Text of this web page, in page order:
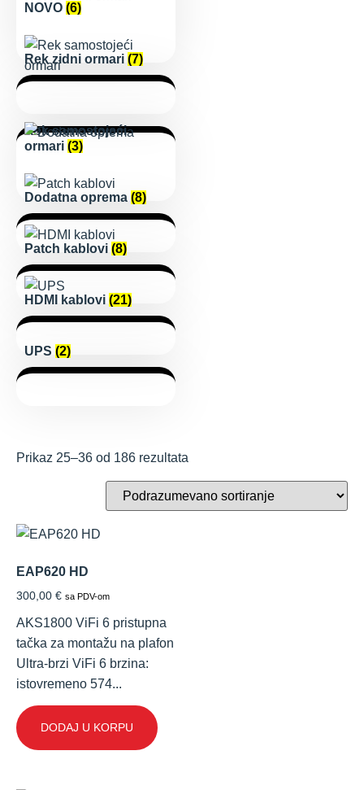
NOVO (6)
Rek zidni ormari (7)
Rek samostojeći
ormari (3)
Dodatna oprema (8)
Patch kablovi (8)
HDMI kablovi (21)
UPS (2)
Prikaz 25–36 od 186 rezultata
EAP620 HD
300,00 € sa PDV-om
AKS1800 ViFi 6 pristupna
tačka za montažu na plafon
Ultra-brzi ViFi 6 brzina:
istovremeno 574...
DODAJ U KORPU